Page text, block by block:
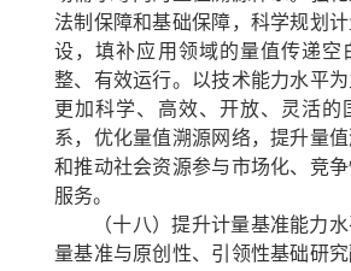
法制保障和基础保障，科学规划
设，填补应用领域的量值传递空
整、有效运行。以技术能力水平
更加科学、高效、开放、灵活的
系，优化量值溯源网络，提升量
和推动社会资源参与市场化、竞
服务。
（十八）提升计量基准能力水
量基准与原创性、引领性基础研